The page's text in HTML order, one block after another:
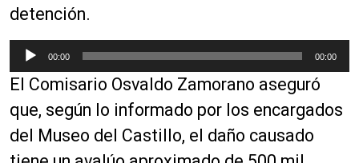
detención.
e
p
r
d
00:00 00:00
El Comisario Osvaldo Zamorano aseguró
que, según lo informado por los encargados
del Museo del Castillo, el daño causado